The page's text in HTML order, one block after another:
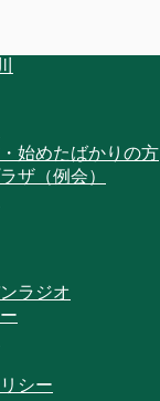
始めたばかりの方
ザ（例会）
ラジオ
シー